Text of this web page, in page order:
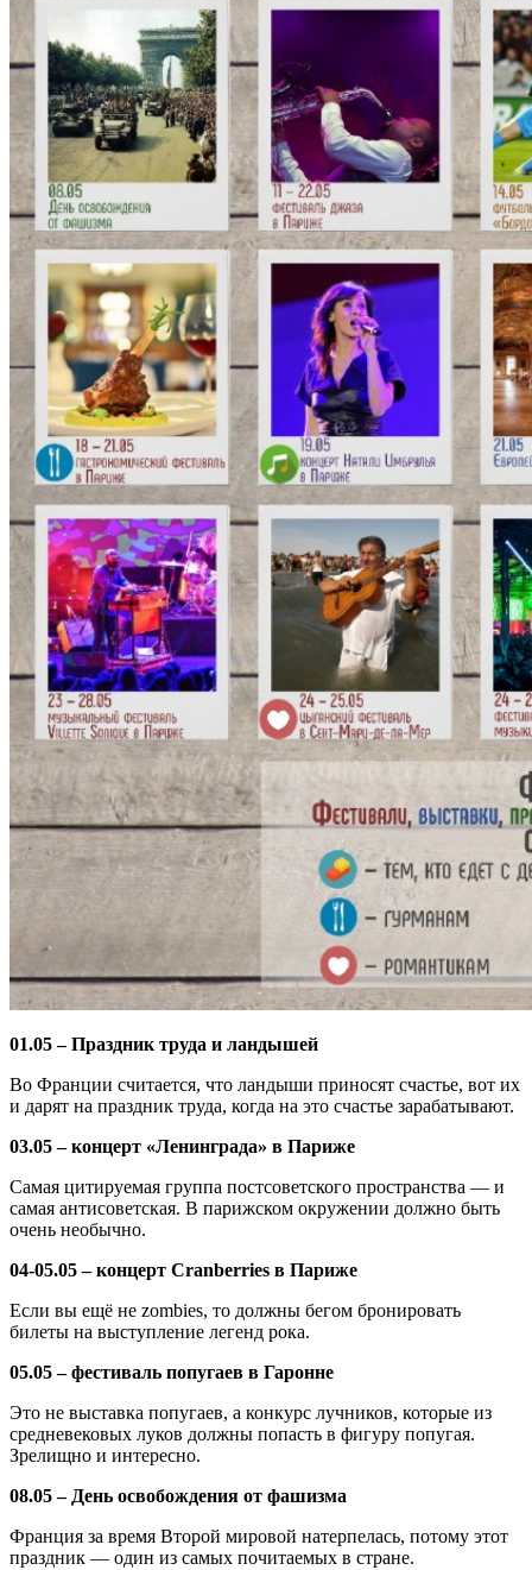
01.05 – Праздник труда и ландышей
Во Франции считается, что ландыши приносят счастье, вот их
и дарят на праздник труда, когда на это счастье зарабатывают.
03.05 – концерт «Ленинграда» в Париже
Самая цитируемая группа постсоветского пространства — и
самая антисоветская. В парижском окружении должно быть
очень необычно.
04-05.05 – концерт Cranberries в Париже
Если вы ещё не zombies, то должны бегом бронировать
билеты на выступление легенд рока.
05.05 – фестиваль попугаев в Гаронне
Это не выставка попугаев, а конкурс лучников, которые из
средневековых луков должны попасть в фигуру попугая.
Зрелищно и интересно.
08.05 – День освобождения от фашизма
Франция за время Второй мировой натерпелась, потому этот
праздник — один из самых почитаемых в стране.